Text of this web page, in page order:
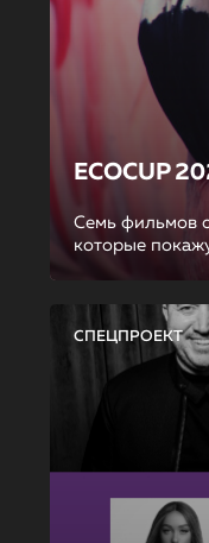
ECOCUP
Семь фильмов
которые
СПЕЦПРОЕКТ